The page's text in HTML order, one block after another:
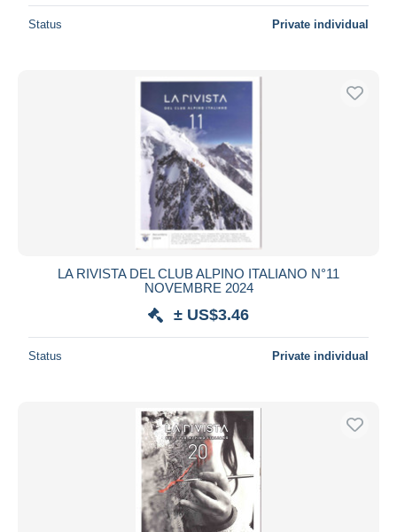
Status Private individual
LA RIVISTA DEL CLUB ALPINO ITALIANO N°11
NOVEMBRE 2024
± US$3.46
Status Private individual